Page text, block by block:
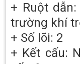
+ Ruột
trường khí
+ Số lõi: 2
+ Kết cấu: